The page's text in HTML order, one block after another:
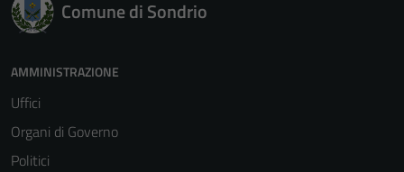
Comune di Sondrio
AMMINISTRAZIONE
Uffici
Organi di Governo
Politici